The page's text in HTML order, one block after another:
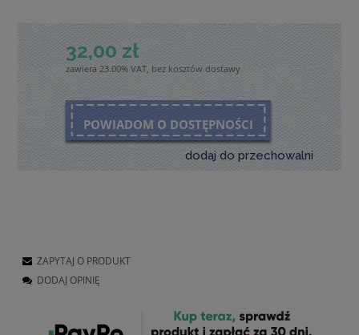
32,00 zł
zawiera 23.00% VAT, bez kosztów dostawy
POWIADOM O DOSTĘPNOŚCI
dodaj do przechowalni
ZAPYTAJ O PRODUKT
DODAJ OPINIĘ